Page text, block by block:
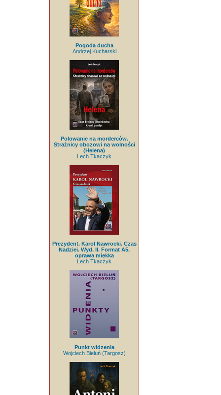
Pogoda ducha
Andrzej Kucharski
Polowanie na morderców.
Strażnicy obozowi na wolności
(Helena)
Lech Tkaczyk
Prezydent. Karol Nawrocki. Czas
Nadziei. Wyd. II. Format A5,
oprawa miękka
Lech Tkaczyk
Punkt widzenia
Wojciech Bieluń (Targosz)